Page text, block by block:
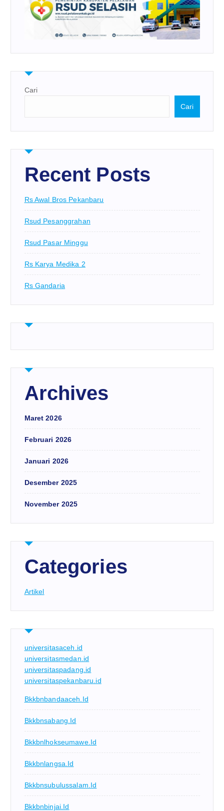
Cari
Cari
Recent Posts
Rs Awal Bros Pekanbaru
Rsud Pesanggrahan
Rsud Pasar Minggu
Rs Karya Medika 2
Rs Gandaria
Archives
Maret 2026
Februari 2026
Januari 2026
Desember 2025
November 2025
Categories
Artikel
universitasaceh.id
universitasmedan.id
universitaspadang.id
universitaspekanbaru.id
Bkkbnbandaaceh.id
Bkkbnsabang.id
Bkkbnlhokseumawe.id
Bkkbnlangsa.id
Bkkbnsubulussalam.id
Bkkbnbinjai.id